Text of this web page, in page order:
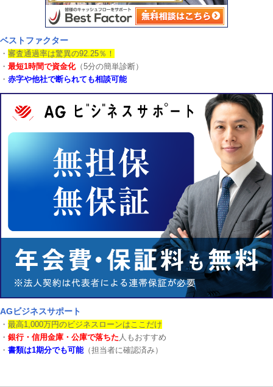
ベストファクター
・ 審査通過率は驚異の92.25％！
・ 最短1時間で資金化（5分の簡単診断）
・ 赤字や他社で断られても相談可能
AGビジネスサポート
・ 最高1,000万円のビジネスローンはここだけ
・ 銀行・信用金庫・公庫で落ちた 人もおすすめ
・ 書類は1期分でも可能（担当者に確認済み）